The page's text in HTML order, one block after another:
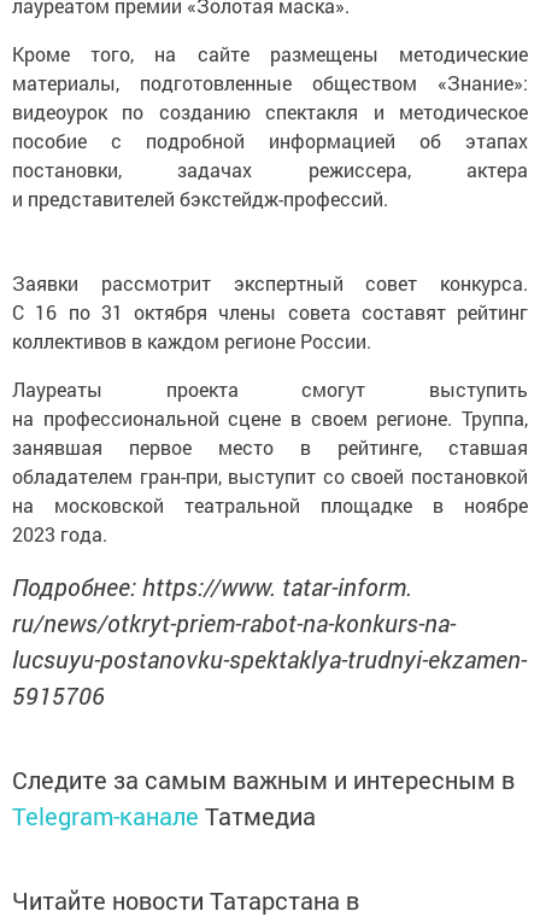
лауреатом премии «Золотая маска».
Кроме того, на сайте размещены методические
материалы, подготовленные обществом «Знание»:
видеоурок по созданию спектакля и методическое
пособие с подробной информацией об этапах
постановки, задачах режиссера, актера
и представителей бэкстейдж-профессий.
Заявки рассмотрит экспертный совет конкурса.
С 16 по 31 октября члены совета составят рейтинг
коллективов в каждом регионе России.
Лауреаты проекта смогут выступить
на профессиональной сцене в своем регионе. Труппа,
занявшая первое место в рейтинге, ставшая
обладателем гран-при, выступит со своей постановкой
на московской театральной площадке в ноябре
2023 года.
Подробнее: https://www. tatar-inform.
ru/news/otkryt-priem-rabot-na-konkurs-na-
lucsuyu-postanovku-spektaklya-trudnyi-ekzamen-
5915706
Следите за самым важным и интересным в
Telegram-канале Татмедиа
Читайте новости Татарстана в